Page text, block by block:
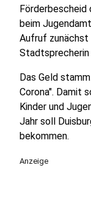
Förderbescheid
beim
Aufruf zunächst
Das Geld
Corona". Damit
Kinder und
Jahr soll
bekommen.
Anzeige